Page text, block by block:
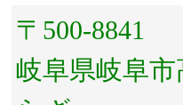
〒500-8841
岐阜県岐阜